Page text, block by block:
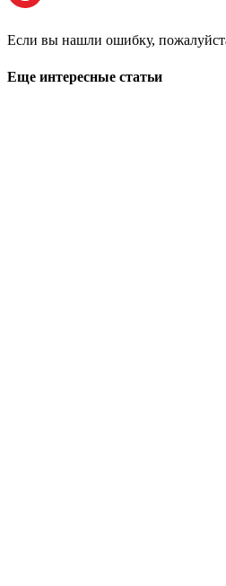
Если вы нашли ошибку,
Еще интересные статьи